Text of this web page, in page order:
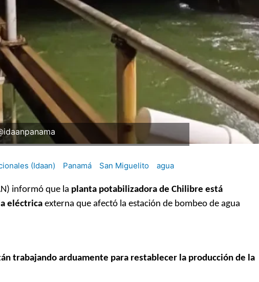
(Idaan) Panamá San Miguelito agua
informó que la planta potabilizadora de Chilibre está
eléctrica externa que afectó la estación de bombeo de agua
trabajando arduamente para restablecer la producción de la